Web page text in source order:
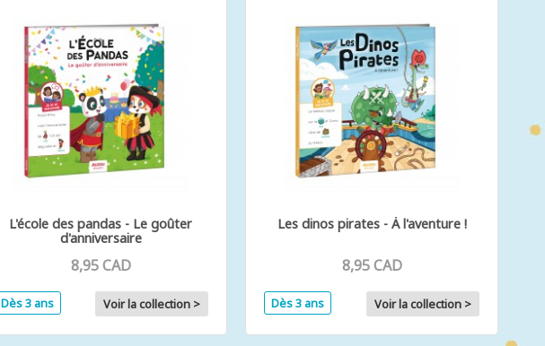
L'école des pandas - Le goûter
d'anniversaire
8,95 CAD
Dès 3 ans Voir la collection >
Les dinos pirates - À l'aventure !
8,95 CAD
Dès 3 ans Voir la collection >